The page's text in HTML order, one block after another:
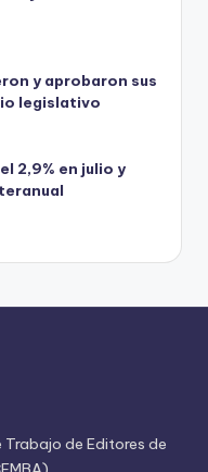
y aprobaron sus
legislativo
2,9% en julio y
de Editores de